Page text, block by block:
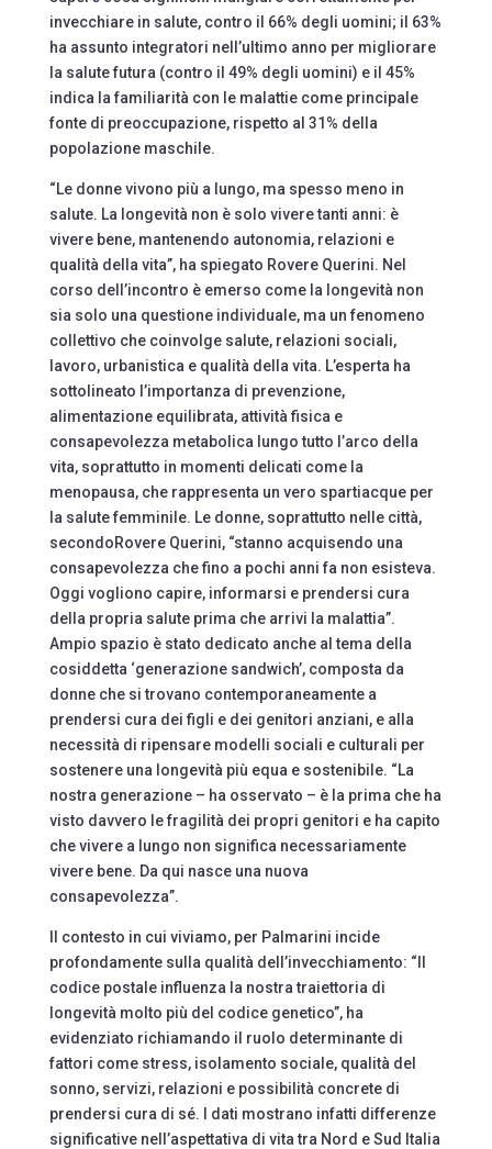
invecchiare in salute, contro il 66% degli uomini; il 63%
ha assunto integratori nell’ultimo anno per migliorare
la salute futura (contro il 49% degli uomini) e il 45%
indica la familiarità con le malattie come principale
fonte di preoccupazione, rispetto al 31% della
popolazione maschile.
“Le donne vivono più a lungo, ma spesso meno in
salute. La longevità non è solo vivere tanti anni: è
vivere bene, mantenendo autonomia, relazioni e
qualità della vita”, ha spiegato Rovere Querini. Nel
corso dell’incontro è emerso come la longevità non
sia solo una questione individuale, ma un fenomeno
collettivo che coinvolge salute, relazioni sociali,
lavoro, urbanistica e qualità della vita. L’esperta ha
sottolineato l’importanza di prevenzione,
alimentazione equilibrata, attività fisica e
consapevolezza metabolica lungo tutto l’arco della
vita, soprattutto in momenti delicati come la
menopausa, che rappresenta un vero spartiacque per
la salute femminile. Le donne, soprattutto nelle città,
secondoRovere Querini, “stanno acquisendo una
consapevolezza che fino a pochi anni fa non esisteva.
Oggi vogliono capire, informarsi e prendersi cura
della propria salute prima che arrivi la malattia”.
Ampio spazio è stato dedicato anche al tema della
cosiddetta ‘generazione sandwich’, composta da
donne che si trovano contemporaneamente a
prendersi cura dei figli e dei genitori anziani, e alla
necessità di ripensare modelli sociali e culturali per
sostenere una longevità più equa e sostenibile. “La
nostra generazione – ha osservato – è la prima che ha
visto davvero le fragilità dei propri genitori e ha capito
che vivere a lungo non significa necessariamente
vivere bene. Da qui nasce una nuova
consapevolezza”.
Il contesto in cui viviamo, per Palmarini incide
profondamente sulla qualità dell’invecchiamento: “Il
codice postale influenza la nostra traiettoria di
longevità molto più del codice genetico”, ha
evidenziato richiamando il ruolo determinante di
fattori come stress, isolamento sociale, qualità del
sonno, servizi, relazioni e possibilità concrete di
prendersi cura di sé. I dati mostrano infatti differenze
significative nell’aspettativa di vita tra Nord e Sud Italia